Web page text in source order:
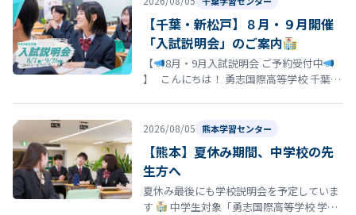
【千葉・新松戸】８月・９月開催
「入試説明会」のご案内
【
8月・9月入試説明会 ご予約受付中
】 こんにちは！ 勇志国際高等学校 千葉学
2026/08/05 熊本学習センター
【熊本】夏休み期間、中学校の先
生方へ
夏休み最後にも学校説明会を予定していま
す
中学生対象「勇志国際高等学校 学校